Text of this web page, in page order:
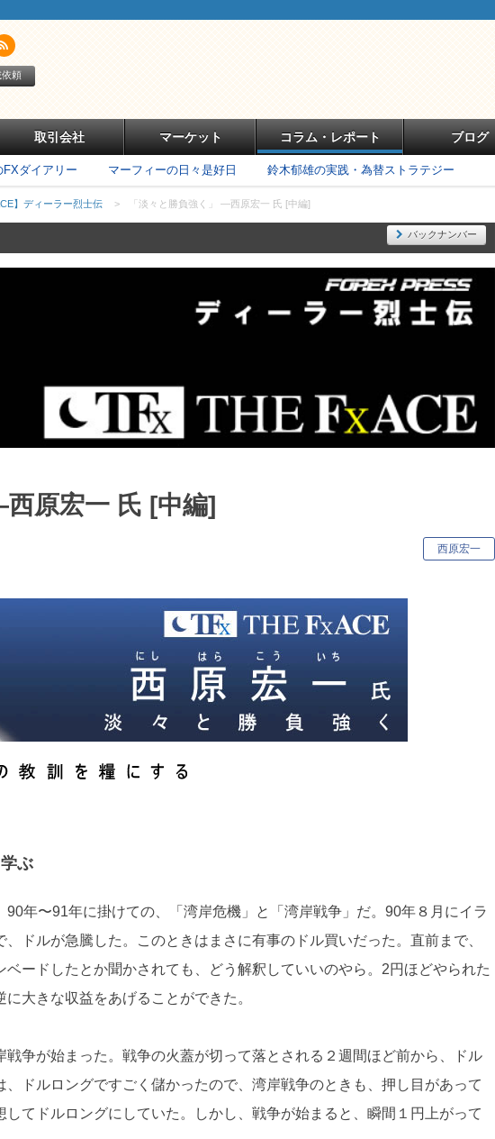
依頼
取引会社 マーケット コラム・レポート ブログ
FXダイアリー マーフィーの日々是好日 鈴木郁雄の実践・為替ストラテジー
】ディーラー烈士伝 > 「淡々と勝負強く」 ―西原宏一 氏 [中編]
バックナンバー
西原宏一 氏 [中編]
キ
ー
西原宏一
ぶ
年〜91年に掛けての、「湾岸危機」と「湾岸戦争」だ。90年８月にイラ
ドルが急騰した。このときはまさに有事のドル買いだった。直前まで、
ベードしたとか聞かされても、どう解釈していいのやら。2円ほどやられた
大きな収益をあげることができた。
争が始まった。戦争の火蓋が切って落とされる２週間ほど前から、ドル
ドルロングですごく儲かったので、湾岸戦争のときも、押し目があって
てドルロングにしていた。しかし、戦争が始まると、瞬間１円上がって